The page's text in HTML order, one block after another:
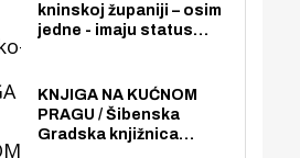
kninskoj županiji – osim
jedne - imaju status
općoj upotrebi. Pristup
je slobodan i besplatan
za sve građane i
KNJIGA NA KUĆNOM
PRAGU / Šibenska
Gradska knjižnica